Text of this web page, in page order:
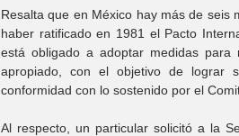
Resalta que en México hay más de seis
haber ratificado en 1981 el Pacto
está obligado a adoptar medidas para
apropiado, con el objetivo de lograr
conformidad con lo sostenido por el
Al respecto, un particular solicitó a la